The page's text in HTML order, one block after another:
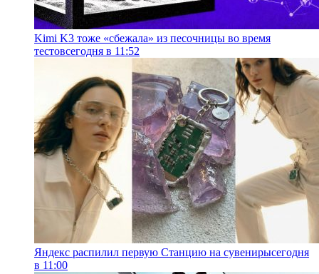
Kimi K3 тоже «сбежала» из песочницы во время
тестовсегодня в 11:52
Яндекс распилил первую Станцию на сувенирысегодня
в 11:00